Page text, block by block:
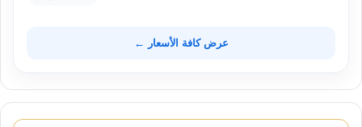
عرض كافة الأسعار ←